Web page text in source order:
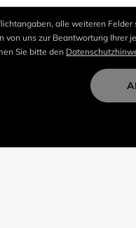
alle weiteren
von uns zur Beantwortung Ihrer
Sie bitte den